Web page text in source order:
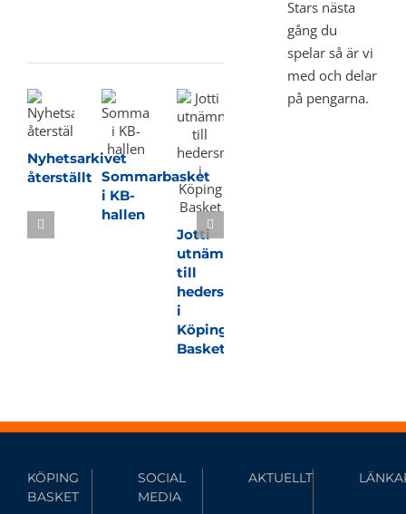
Nyhetsarkivet
återställt Sommarbasket
i KB-
hallen
Jotti
utnämnd
till
hedersmedlem
i
Köping
Basket
Stars nästa
gång du
spelar så är vi
med och delar
på pengarna.
KÖPING
BASKET
SOCIAL
MEDIA
AKTUELLT